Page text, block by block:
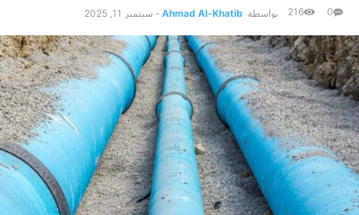
بواسطة Ahmad Al-Khatib
- سبتمبر 11, 2025 0
216